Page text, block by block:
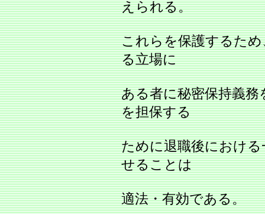
えられる。
これらを保護するた
る立場に
ある者に秘密保持義
を担保する
ために退職後におけ
せることは
適法・有効である。